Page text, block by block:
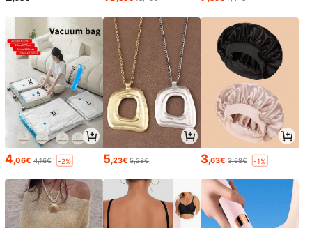
4 ,06€ 4,16€ -2% 5 ,23€ 5,28€ 3 ,63€ 3,68€ -1%